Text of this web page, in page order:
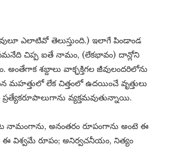
ఎలాటివో తెలుస్తుంది.) ఇలాగే పిండాండ
చిప్ప ఐతే నామం, (లేకభావం) దాన్లోని
శబ్దాలు వాక్ఛక్తిగల జీవులందరిలోను
లేక చిత్తంలో ఉదయించే వృత్తులు
వ్యక్తమవుతున్నాయి.
నామంగాను, అనంతరం రూపంగాను అంటె ఈ
ఈ విశ్వమే రూపం; అనిర్వచనీయం, నిత్యం